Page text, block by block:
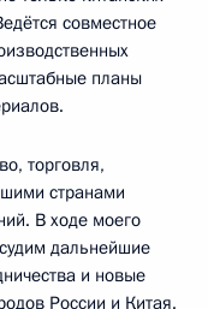
совместное
планы
торговля,
странами
В ходе моего
дальнейшие
и новые
России и Китая.